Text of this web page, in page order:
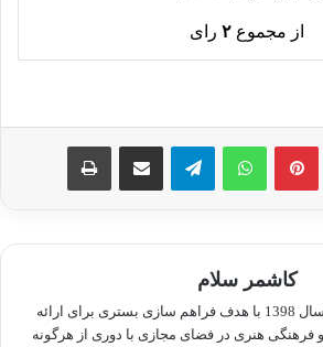
از مجموع ۲ رای
پینترستواتس آپ تلگرام اشتراک گذاری از طریق ایمیل چاپ
کاشمر سلام
رسانه کاشمر سلام، از سال 1398 با هدف فراهم سازی بستری برای ارائه
فرهنگی هنری در فضای مجازی با دوری از هرگونه